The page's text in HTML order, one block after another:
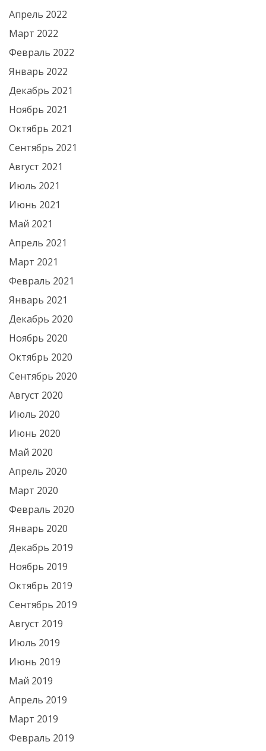
Апрель 2022
Март 2022
Февраль 2022
Январь 2022
Декабрь 2021
Ноябрь 2021
Октябрь 2021
Сентябрь 2021
Август 2021
Июль 2021
Июнь 2021
Май 2021
Апрель 2021
Март 2021
Февраль 2021
Январь 2021
Декабрь 2020
Ноябрь 2020
Октябрь 2020
Сентябрь 2020
Август 2020
Июль 2020
Июнь 2020
Май 2020
Апрель 2020
Март 2020
Февраль 2020
Январь 2020
Декабрь 2019
Ноябрь 2019
Октябрь 2019
Сентябрь 2019
Август 2019
Июль 2019
Июнь 2019
Май 2019
Апрель 2019
Март 2019
Февраль 2019